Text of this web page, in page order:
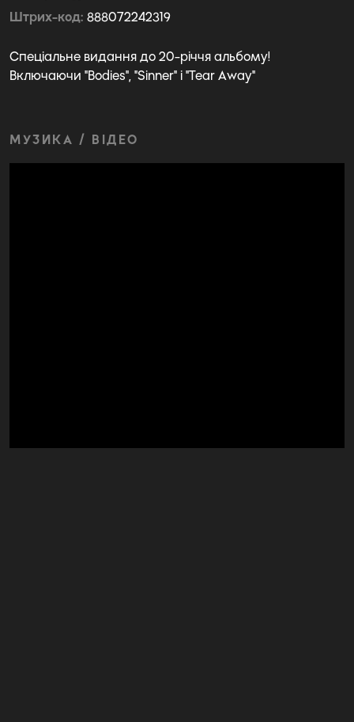
Штрих-код 888072242319
Спеціальне видання до 20-річчя альбому!
Включаючи "Bodies", "Sinner" і "Tear Away"
МУЗИКА / ВІДЕО